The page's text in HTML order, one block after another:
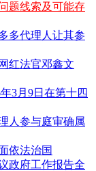
题线索及可能存
多代理人让其参
红法官邓鑫文
3月9日在第十四
人参与庭审确属
依法治国
政府工作报告全